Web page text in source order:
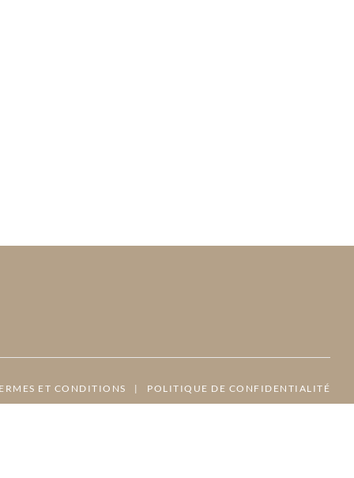
ET CONDITIONS | POLITIQUE DE CONFIDENTIALITÉ